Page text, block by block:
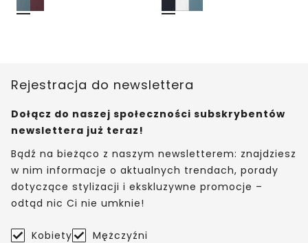
Rejestracja do newslettera
Dołącz do naszej społeczności subskrybentów
newslettera już teraz!
Bądź na bieżąco z naszym newsletterem: znajdziesz
w nim informacje o aktualnych trendach, porady
dotyczące stylizacji i ekskluzywne promocje –
odtąd nic Ci nie umknie!
Kobiety Mężczyźni